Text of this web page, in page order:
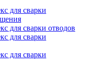
для сварки
для сварки отводов
для сварки
для сварки